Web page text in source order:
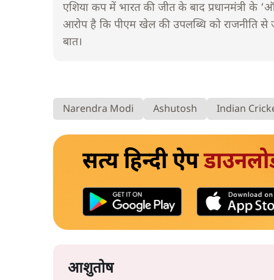
एशिया कप में भारत की जीत के बाद प्रधानमंत्री के
आरोप है कि पीएम खेल की उपलब्धि को राजनीति से
बात।
Narendra Modi Ashutosh Indian
सत्य हिन्दी ऐप
आशुतोष